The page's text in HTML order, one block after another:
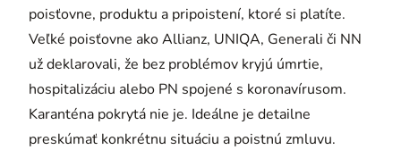
poisťovne, produktu a pripoistení, ktoré si platíte.
Veľké poisťovne ako Allianz, UNIQA, Generali či NN
už deklarovali, že bez problémov kryjú úmrtie,
hospitalizáciu alebo PN spojené s koronavírusom.
Karanténa pokrytá nie je. Ideálne je detailne
preskúmať konkrétnu situáciu a poistnú zmluvu.